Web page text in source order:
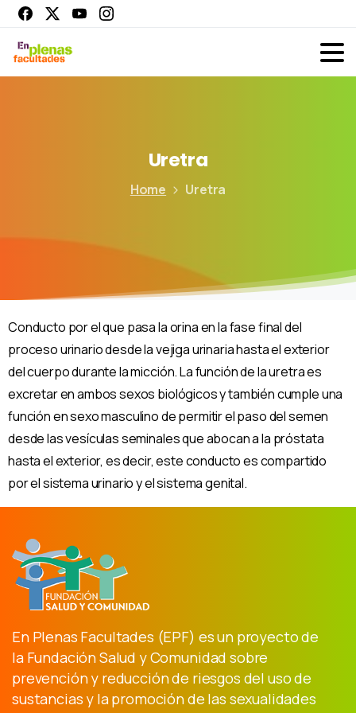
Uretra
Home Uretra
Conducto por el que pasa la orina en la fase final del
proceso urinario desde la vejiga urinaria hasta el exterior
del cuerpo durante la micción. La función de la uretra es
excretar en ambos sexos biológicos y también cumple una
función en sexo masculino de permitir el paso del semen
desde las vesículas seminales que abocan a la próstata
hasta el exterior, es decir, este conducto es compartido
por el sistema urinario y el sistema genital.
En Plenas Facultades (EPF) es un proyecto de
la Fundación Salud y Comunidad sobre
prevención y reducción de riesgos del uso de
sustancias y la promoción de las sexualidades